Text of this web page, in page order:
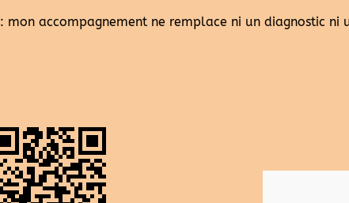
: mon accompagnement ne remplace ni un diagnostic ni